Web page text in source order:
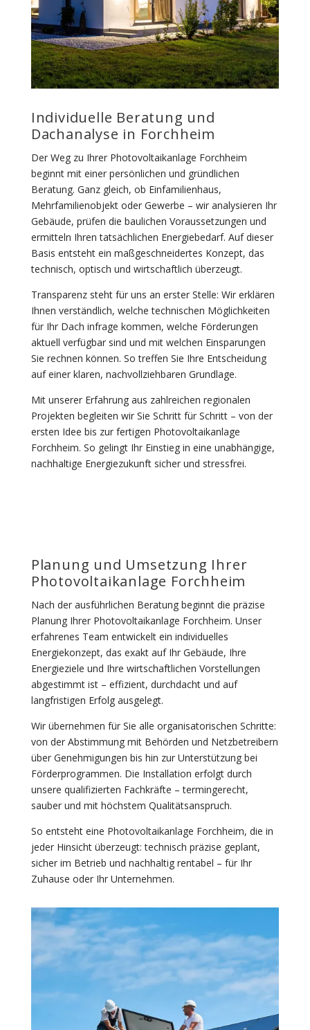
Individuelle Beratung und
Dachanalyse in Forchheim
Der Weg zu Ihrer Photovoltaikanlage Forchheim
beginnt mit einer persönlichen und gründlichen
Beratung. Ganz gleich, ob Einfamilienhaus,
Mehrfamilienobjekt oder Gewerbe – wir analysieren Ihr
Gebäude, prüfen die baulichen Voraussetzungen und
ermitteln Ihren tatsächlichen Energiebedarf. Auf dieser
Basis entsteht ein maßgeschneidertes Konzept, das
technisch, optisch und wirtschaftlich überzeugt.
Transparenz steht für uns an erster Stelle: Wir erklären
Ihnen verständlich, welche technischen Möglichkeiten
für Ihr Dach infrage kommen, welche Förderungen
aktuell verfügbar sind und mit welchen Einsparungen
Sie rechnen können. So treffen Sie Ihre Entscheidung
auf einer klaren, nachvollziehbaren Grundlage.
Mit unserer Erfahrung aus zahlreichen regionalen
Projekten begleiten wir Sie Schritt für Schritt – von der
ersten Idee bis zur fertigen Photovoltaikanlage
Forchheim. So gelingt Ihr Einstieg in eine unabhängige,
nachhaltige Energiezukunft sicher und stressfrei.
Planung und Umsetzung Ihrer
Photovoltaikanlage Forchheim
Nach der ausführlichen Beratung beginnt die präzise
Planung Ihrer Photovoltaikanlage Forchheim. Unser
erfahrenes Team entwickelt ein individuelles
Energiekonzept, das exakt auf Ihr Gebäude, Ihre
Energieziele und Ihre wirtschaftlichen Vorstellungen
abgestimmt ist – effizient, durchdacht und auf
langfristigen Erfolg ausgelegt.
Wir übernehmen für Sie alle organisatorischen Schritte:
von der Abstimmung mit Behörden und Netzbetreibern
über Genehmigungen bis hin zur Unterstützung bei
Förderprogrammen. Die Installation erfolgt durch
unsere qualifizierten Fachkräfte – termingerecht,
sauber und mit höchstem Qualitätsanspruch.
So entsteht eine Photovoltaikanlage Forchheim, die in
jeder Hinsicht überzeugt: technisch präzise geplant,
sicher im Betrieb und nachhaltig rentabel – für Ihr
Zuhause oder Ihr Unternehmen.